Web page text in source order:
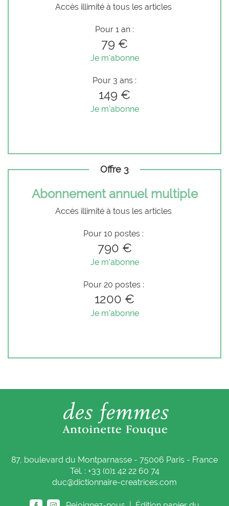
Accès illimité à tous les articles
Pour 1 an :
79 €
Je m'abonne
Pour 3 ans :
149 €
Je m'abonne
Offre 3
Abonnement annuel multiple
Accès illimité à tous les articles
Pour 10 postes :
790 €
Je m'abonne
Pour 20 postes :
1200 €
Je m'abonne
87, boulevard du Montparnasse - 75006 Paris - France
Tél. : +33 (0)1 42 22 60 74
duc@dictionnaire-creatrices.com